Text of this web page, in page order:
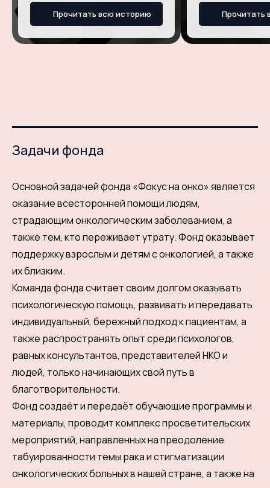
Прочитать всю историю Прочитать
Задачи фонда
Основной задачей фонда «Фокус на онко» является
оказание всесторонней помощи людям,
страдающим онкологическим заболеванием, а
также тем, кто переживает утрату. Фонд оказывает
поддержку взрослым и детям с онкологией, а также
их близким.
Команда фонда считает своим долгом оказывать
психологическую помощь, развивать и передавать
индивидуальный, бережный подход к пациентам, а
также распространять опыт среди психологов,
равных консультантов, представителей НКО и
людей, только начинающих свой путь в
благотворительности.
Фонд создаёт и передаёт обучающие программы и
материалы, проводит комплекс просветительских
мероприятий, направленных на преодоление
табуированности темы рака и стигматизации
онкологических больных в нашей стране, а также на